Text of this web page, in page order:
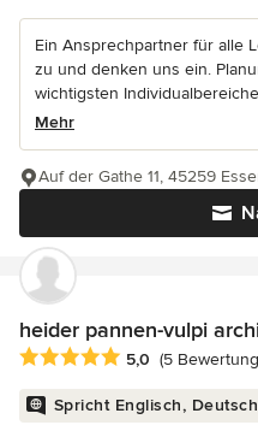
Ein Ansprechpartner für alle
zu und denken uns ein.
wichtigsten
Mehr
Auf der Gathe 11, 45259
heider pannen-vulpi
Durchschnittliche
5,0 (5
Spricht Englisch, Deutsch